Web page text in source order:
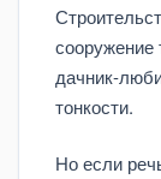
сооружение
дачник-
тонкости.
Но если